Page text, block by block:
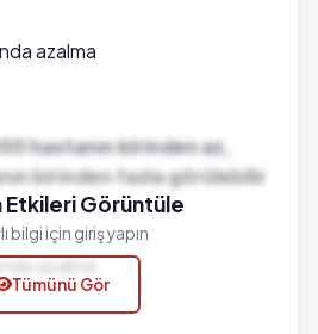
azalma
geçici yükselmeler
hareketle
edilemiyor
hastanın birinden az,
birinden fazla görülebilir
azalma
Etkileri Görüntüle
bilgi için giriş yapın
Tümünü Gör